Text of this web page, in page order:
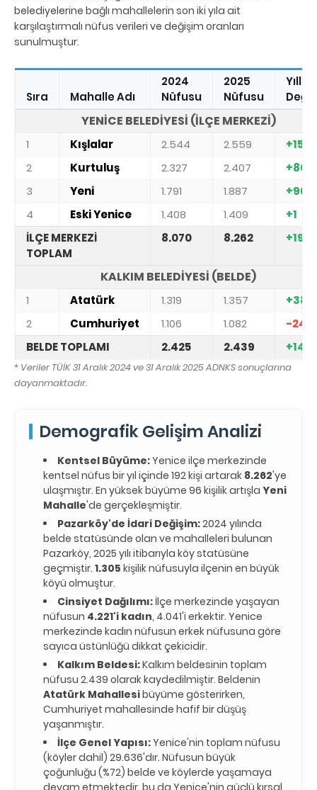
belediyelerine bağlı mahallelerin son iki yıla ait
karşılaştırmalı nüfus verileri ve değişim oranları
sunulmuştur.
Sıra Mahalle Adı
2024
Nüfusu
2025
Nüfusu
Yıllık
YENİCE BELEDİYESİ (İLÇE MERKEZİ)
1 Kışlalar 2.544 2.559
+15
2
Kurtuluş 2.327 2.407
+80
3
Yeni 1.791 1.887
+96
4
Eski Yenice 1.408 1.409
+1
İLÇE MERKEZİ
TOPLAM
8.070 8.262 +192
KALKIM BELEDİYESİ (BELDE)
1 Atatürk 1.319 1.357
+38
2
Cumhuriyet 1.106 1.082
-24
BELDE TOPLAMI
2.425 2.439 +14
* Veriler TÜİK 31 Aralık 2024 ve 31 Aralık 2025 ADNKS sonuçlarına
dayanmaktadır.
Demografik Gelişim Analizi
Kentsel Büyüme:Yenice ilçe merkezinde
kentsel nüfus bir yıl içinde 192 kişi artarak 8.262'ye
ulaşmıştır. En yüksek büyüme 96 kişilik artışla Yeni
Mahalle'de gerçekleşmiştir.
Pazarköy'de İdari Değişim:2024 yılında
belde statüsünde olan ve mahalleleri bulunan
Pazarköy, 2025 yılı itibarıyla köy statüsüne
geçmiştir. 1.305 kişilik nüfusuyla ilçenin en büyük
köyü olmuştur.
Cinsiyet Dağılımı: İlçe merkezinde yaşayan
nüfusun 4.221'i kadın, 4.041'i erkektir. Yenice
merkezinde kadın nüfusun erkek nüfusuna göre
sayıca üstünlüğü dikkat çekicidir.
Kalkım Beldesi:Kalkım beldesinin toplam
nüfusu 2.439 olarak kaydedilmiştir. Beldenin
Atatürk Mahallesibüyüme gösterirken,
Cumhuriyet mahallesinde hafif bir düşüş
yaşanmıştır.
İlçe Genel Yapısı:Yenice'nin toplam nüfusu
(köyler dahil) 29.636'dır. Nüfusun büyük
çoğunluğu (%72) belde ve köylerde yaşamaya
devam etmektedir, bu da Yenice'nin güçlü kırsal